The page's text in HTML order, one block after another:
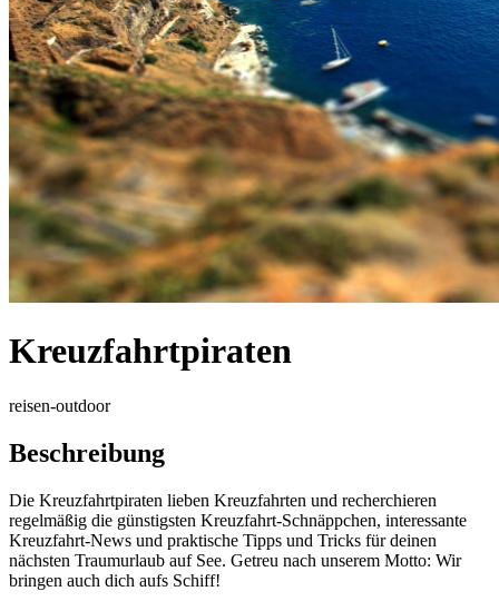
Kreuzfahrtpiraten
reisen-outdoor
Beschreibung
Die Kreuzfahrtpiraten lieben Kreuzfahrten und recherchieren
regelmäßig die günstigsten Kreuzfahrt-Schnäppchen, interessante
Kreuzfahrt-News und praktische Tipps und Tricks für deinen
nächsten Traumurlaub auf See. Getreu nach unserem Motto: Wir
bringen auch dich aufs Schiff!